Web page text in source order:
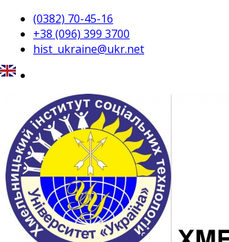
(0382) 70-45-16
+38 (096) 399 3700
hist_ukraine@ukr.net